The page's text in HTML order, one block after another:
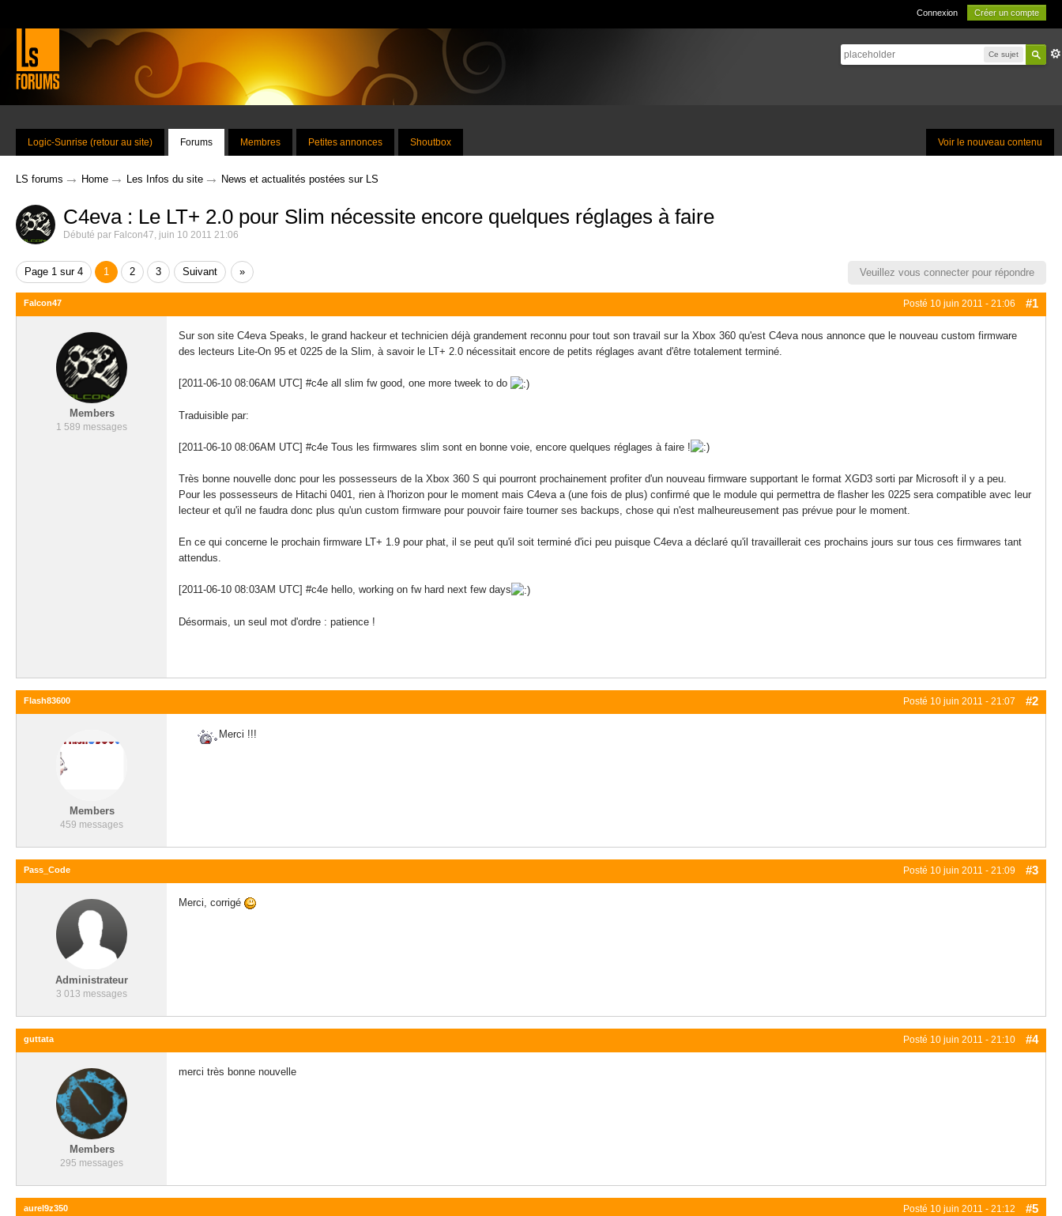
Connexion Créer un compte
Ce sujet
Voir le nouveau contenu
Logic-Sunrise (retour au site) Forums Membres Petites annonces Shoutbox
LS forums → Home → Les Infos du site → News et actualités postées sur LS
C4eva : Le LT+ 2.0 pour Slim nécessite encore quelques réglages à faire
Débuté par Falcon47, juin 10 2011 21:06
Page 1 sur 4 1 2 3 Suivant » Veuillez vous connecter pour répondre
Posté 10 juin 2011 - 21:06 #1
Falcon47
Members
1 589 messages
Sur son site C4eva Speaks, le grand hackeur et technicien déjà grandement reconnu pour tout son travail sur la Xbox 360 qu'est C4eva nous annonce que le nouveau custom firmware
des lecteurs Lite-On 95 et 0225 de la Slim, à savoir le LT+ 2.0 nécessitait encore de petits réglages avant d'être totalement terminé.
[2011-06-10 08:06AM UTC] #c4e all slim fw good, one more tweek to do
Traduisible par:
[2011-06-10 08:06AM UTC] #c4e Tous les firmwares slim sont en bonne voie, encore quelques réglages à faire !
Très bonne nouvelle donc pour les possesseurs de la Xbox 360 S qui pourront prochainement profiter d'un nouveau firmware supportant le format XGD3 sorti par Microsoft il y a peu.
Pour les possesseurs de Hitachi 0401, rien à l'horizon pour le moment mais C4eva a (une fois de plus) confirmé que le module qui permettra de flasher les 0225 sera compatible avec leur
lecteur et qu'il ne faudra donc plus qu'un custom firmware pour pouvoir faire tourner ses backups, chose qui n'est malheureusement pas prévue pour le moment.
En ce qui concerne le prochain firmware LT+ 1.9 pour phat, il se peut qu'il soit terminé d'ici peu puisque C4eva a déclaré qu'il travaillerait ces prochains jours sur tous ces firmwares tant
attendus.
[2011-06-10 08:03AM UTC] #c4e hello, working on fw hard next few days
Désormais, un seul mot d'ordre : patience !
Posté 10 juin 2011 - 21:07 #2
Flash83600
Members
459 messages
Merci !!!
Posté 10 juin 2011 - 21:09 #3
Pass_Code
Administrateur
3 013 messages
Merci, corrigé
Posté 10 juin 2011 - 21:10 #4
guttata
Members
295 messages
merci très bonne nouvelle
Posté 10 juin 2011 - 21:12 #5
aurel9z350